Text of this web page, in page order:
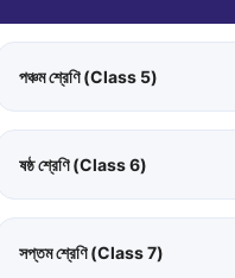
পঞ্চম শ্রেণি (Class 5)
ষষ্ঠ শ্রেণি (Class 6)
সপ্তম শ্রেণি (Class 7)